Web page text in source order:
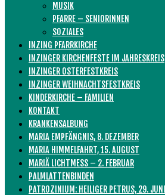
MUSIK
PFARRE – SENIORINNEN
SOZIALES
INZING PFARRKIRCHE
INZINGER KIRCHENFESTE IM JAHRESKREIS
INZINGER OSTERFESTKREIS
INZINGER WEIHNACHTSFESTKREIS
KINDERKIRCHE – FAMILIEN
KONTAKT
KRANKENSALBUNG
MARIA EMPFÄNGNIS, 8. DEZEMBER
MARIA HIMMELFAHRT, 15. AUGUST
MARIÄ LICHTMESS – 2. FEBRUAR
PALMLATTENBINDEN
PATROZINIUM: HEILIGER PETRUS, 29. JUNI